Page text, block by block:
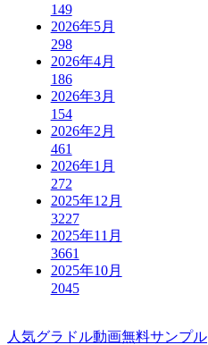
149
2026年5月
298
2026年4月
186
2026年3月
154
2026年2月
461
2026年1月
272
2025年12月
3227
2025年11月
3661
2025年10月
2045
人気グラドル動画無料サンプル